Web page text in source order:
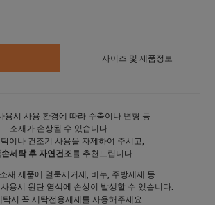
사이즈 및 제품정보
용시 사용 환경에 따라 수축이나 변형 등
소재가 손상될 수 있습니다.
이나 건조기 사용을 자제하여 주시고,
세탁 후 자연건조를 추천드립니다.
재 제품에 얼룩제거제, 비누, 주방세제 등
용시 원단 염색에 손상이 발생할 수 있습니다.
탁시 꼭 세탁전용세제를 사용해주세요.